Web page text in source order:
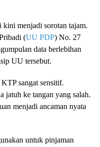
kini menjadi sorotan tajam.
(UU PDP) No. 27
data berlebihan
UU tersebut.
sangat sensitif.
jatuh ke tangan yang salah.
menjadi ancaman nyata
untuk pinjaman